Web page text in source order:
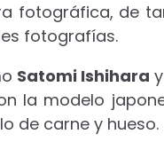
fotográfica, de
fotografías.
Satomi Ishihara y
la modelo
de carne y hueso.